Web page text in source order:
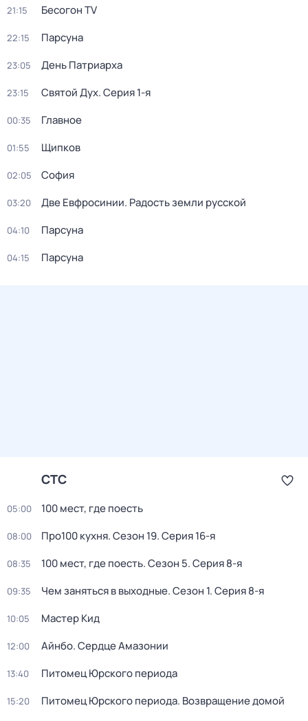
21:15 Бесогон TV
22:15 Парсуна
23:05 День Патриарха
23:15 Святой Дух. Серия 1-я
00:35 Главное
01:55 Щипков
02:05 София
03:20 Две Евфросинии. Радость земли русской
04:10 Парсуна
04:15 Парсуна
СТС
05:00 100 мест, где поесть
08:00 Про100 кухня. Сезон 19. Серия 16-я
08:35 100 мест, где поесть. Сезон 5. Серия 8-я
09:35 Чем заняться в выходные. Сезон 1. Серия 8-я
10:05 Мастер Кид
12:00 Айнбо. Сердце Амазонии
13:40 Питомец Юрского периода
15:20 Питомец Юрского периода. Возвращение домой